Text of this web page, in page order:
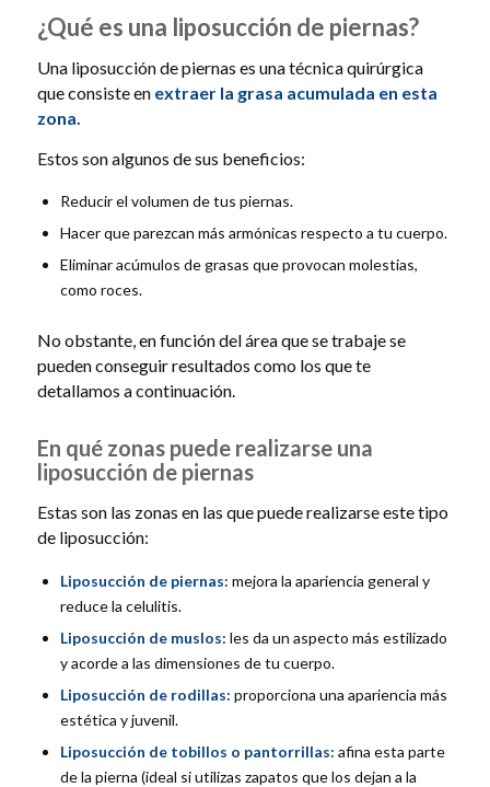
¿Qué es una liposucción de piernas?
Una liposucción de piernas es una técnica quirúrgica
que consiste en extraer la grasa acumulada en esta
zona.
Estos son algunos de sus beneficios:
Reducir el volumen de tus piernas.
Hacer que parezcan más armónicas respecto a tu cuerpo.
Eliminar acúmulos de grasas que provocan molestias,
como roces.
No obstante, en función del área que se trabaje se
pueden conseguir resultados como los que te
detallamos a continuación.
En qué zonas puede realizarse una
liposucción de piernas
Estas son las zonas en las que puede realizarse este tipo
de liposucción:
Liposucción de piernas: mejora la apariencia general y
reduce la celulitis.
Liposucción de muslos: les da un aspecto más estilizado
y acorde a las dimensiones de tu cuerpo.
Liposucción de rodillas: proporciona una apariencia más
estética y juvenil.
Liposucción de tobillos o pantorrillas: afina esta parte
de la pierna (ideal si utilizas zapatos que los dejan a la